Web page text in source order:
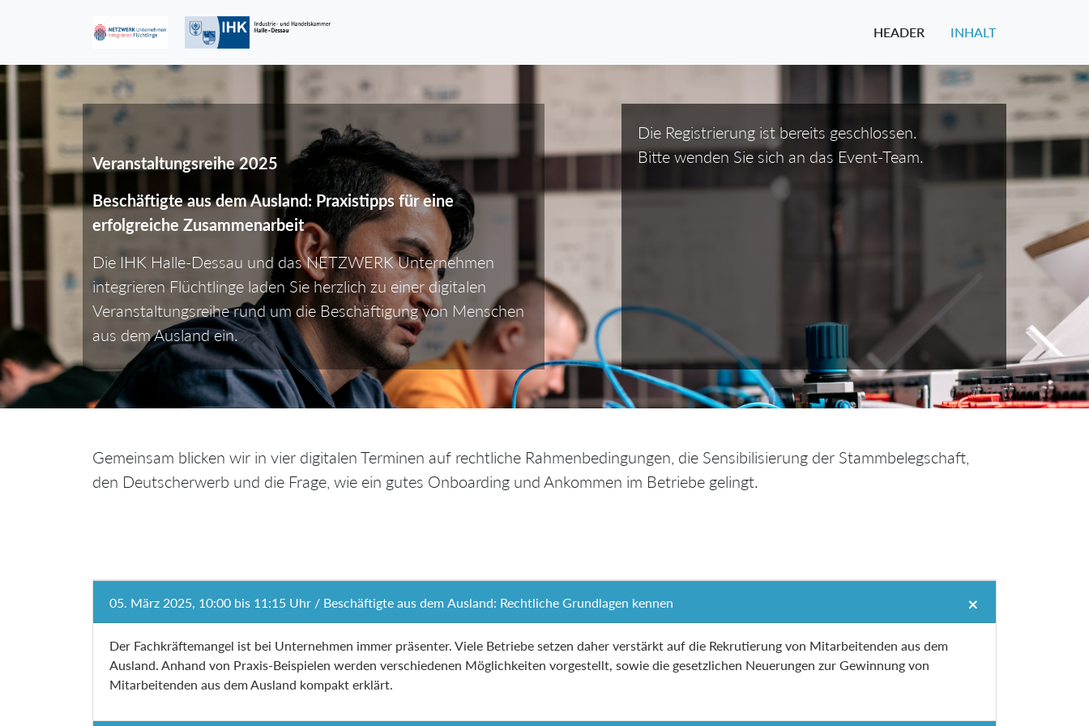
HEADER INHALT
Veranstaltungsreihe 2025
Beschäftigte aus dem Ausland: Praxistipps für eine
erfolgreiche Zusammenarbeit
Die IHK Halle-Dessau und das NETZWERK Unternehmen
integrieren Flüchtlinge laden Sie herzlich zu einer digitalen
Veranstaltungsreihe rund um die Beschäftigung von Menschen
aus dem Ausland ein.
Die Registrierung ist bereits geschlossen.
Bitte wenden Sie sich an das Event-Team.
Gemeinsam blicken wir in vier digitalen Terminen auf rechtliche Rahmenbedingungen, die Sensibilisierung der Stammbelegschaft,
den Deutscherwerb und die Frage, wie ein gutes Onboarding und Ankommen im Betriebe gelingt.
05. März 2025, 10:00 bis 11:15 Uhr / Beschäftigte aus dem Ausland: Rechtliche Grundlagen kennen
Der Fachkräftemangel ist bei Unternehmen immer präsenter. Viele Betriebe setzen daher verstärkt auf die Rekrutierung von Mitarbeitenden aus dem
Ausland. Anhand von Praxis-Beispielen werden verschiedenen Möglichkeiten vorgestellt, sowie die gesetzlichen Neuerungen zur Gewinnung von
Mitarbeitenden aus dem Ausland kompakt erklärt.